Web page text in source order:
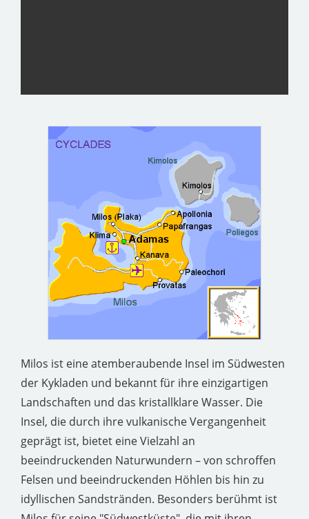
Milos ist eine atemberaubende Insel im Südwesten
der Kykladen und bekannt für ihre einzigartigen
Landschaften und das kristallklare Wasser. Die
Insel, die durch ihre vulkanische Vergangenheit
geprägt ist, bietet eine Vielzahl an
beeindruckenden Naturwundern – von schroffen
Felsen und beeindruckenden Höhlen bis hin zu
idyllischen Sandstränden. Besonders berühmt ist